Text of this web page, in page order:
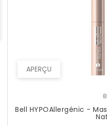
APERÇU
Bell HYPOAllergénic -